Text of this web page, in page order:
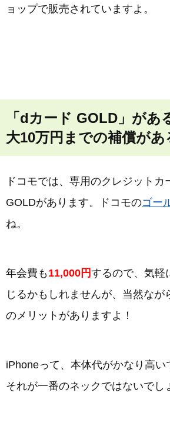
ョップで販売されていますよ。
「dカード GOLD」があ
大10万円までの補償があ
ドコモでは、専用のクレジットカ
GOLDがあります。ドコモのゴー
ね。
年会費も 11,000円するので、気軽
じるかもしれませんが、当然なが
のメリットがありますよ！
iPhoneって、本体代がかなり高い
それが一番のネックではないでし